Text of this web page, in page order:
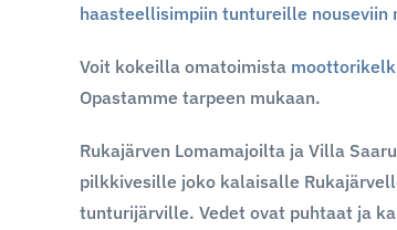
haasteellisimpiin tuntureille nouseviin
Voit kokeilla omatoimista
Opastamme tarpeen mukaan.
Rukajärven Lomamajoilta ja Villa
pilkkivesille joko kalaisalle
tunturijärville. Vedet ovat puhtaat ja